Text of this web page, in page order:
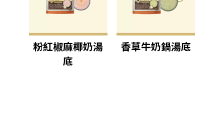
粉紅椒麻椰奶湯
底
香草牛奶鍋湯底